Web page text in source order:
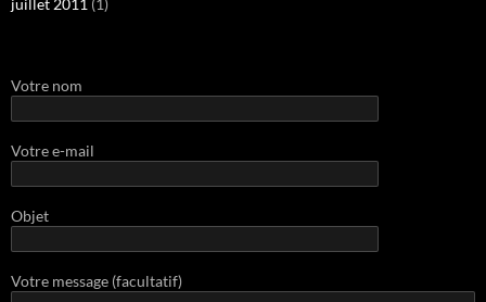
Votre nom
Votre e-mail
Objet
Votre message (facultatif)